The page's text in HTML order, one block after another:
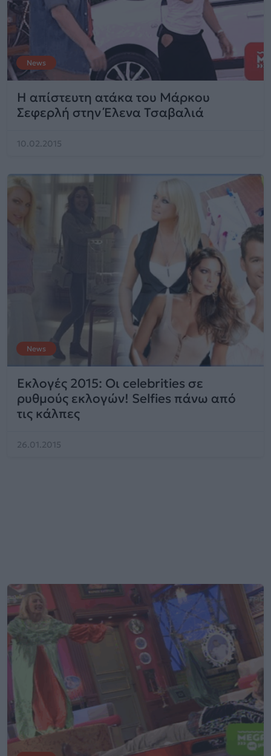
News
Η απίστευτη ατάκα του Μάρκου
Σεφερλή στην Έλενα Τσαβαλιά
10.02.2015
News
Εκλογές 2015: Οι celebrities σε
ρυθμούς εκλογών! Selfies πάνω από
τις κάλπες
26.01.2015